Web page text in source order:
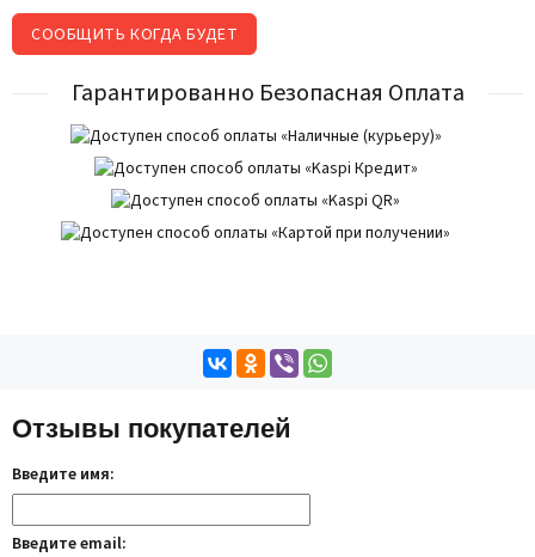
СООБЩИТЬ КОГДА БУДЕТ
Гарантированно Безопасная Оплата
Отзывы покупателей
Введите имя:
Введите email: